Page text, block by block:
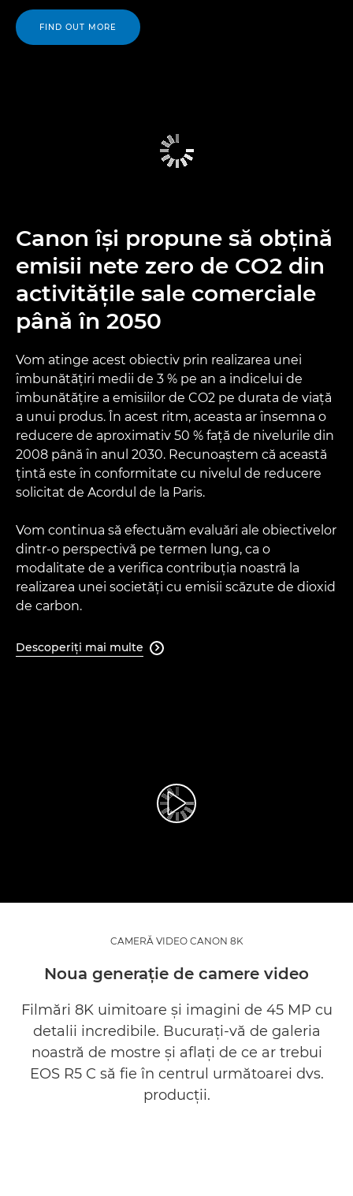
FIND OUT MORE
Canon îşi propune să obţină
emisii nete zero de CO2 din
activităţile sale comerciale
până în 2050
Vom atinge acest obiectiv prin realizarea unei
îmbunătăţiri medii de 3 % pe an a indicelui de
îmbunătăţire a emisiilor de CO2 pe durata de viaţă
a unui produs. În acest ritm, aceasta ar însemna o
reducere de aproximativ 50 % faţă de nivelurile din
2008 până în anul 2030. Recunoaştem că această
ţintă este în conformitate cu nivelul de reducere
solicitat de Acordul de la Paris.
Vom continua să efectuăm evaluări ale obiectivelor
dintr-o perspectivă pe termen lung, ca o
modalitate de a verifica contribuţia noastră la
realizarea unei societăţi cu emisii scăzute de dioxid
de carbon.
Descoperiţi mai multe 
Redaţi filmul
CAMERĂ VIDEO CANON 8K
Noua generaţie de camere video
Filmări 8K uimitoare şi imagini de 45 MP cu
detalii incredibile. Bucuraţi-vă de galeria
noastră de mostre şi aflaţi de ce ar trebui
EOS R5 C să fie în centrul următoarei dvs.
producţii.